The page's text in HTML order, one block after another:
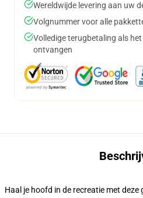
Wereldwijde levering aan uw
Volgnummer voor alle
Volledige terugbetaling als
ontvangen
Haal je hoofd in de recreatie met deze